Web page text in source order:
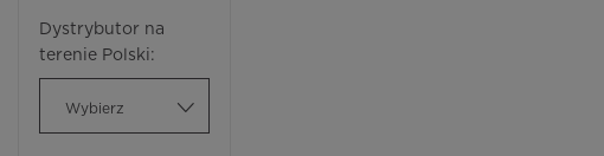
Dystrybutor na
terenie Polski:
Wybierz